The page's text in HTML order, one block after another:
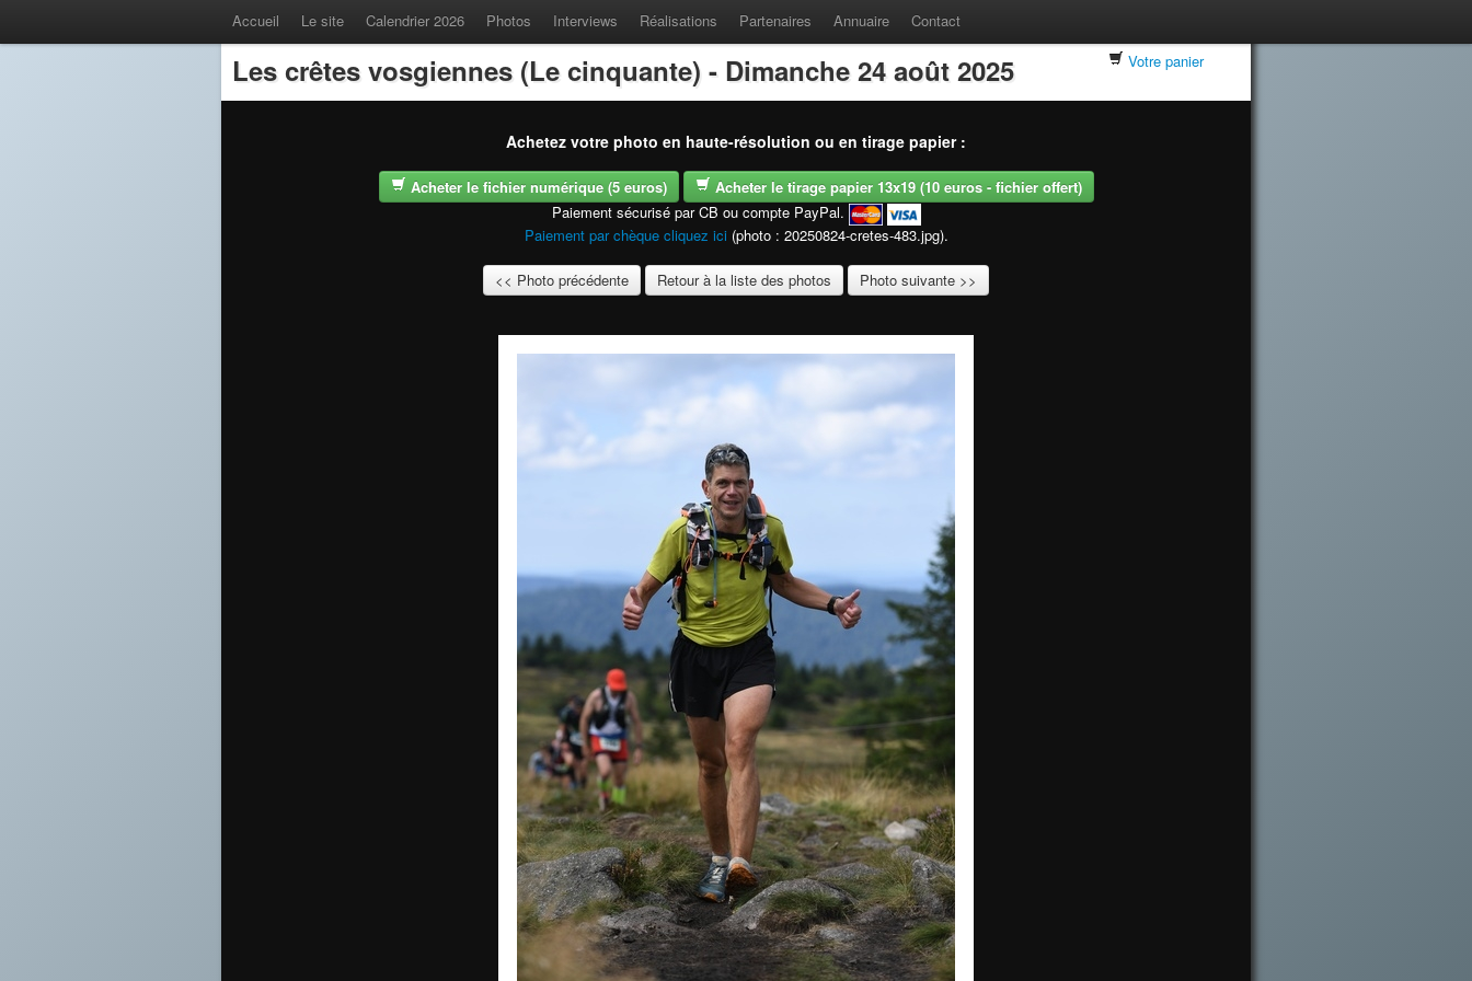
Accueil Le site Calendrier 2026 Photos Interviews Réalisations Partenaires Annuaire Contact
Les crêtes vosgiennes (Le cinquante) - Dimanche 24 août 2025 Votre panier
Achetez votre photo en haute-résolution ou en tirage papier :
Acheter le fichier numérique (5 euros)
Acheter le tirage papier 13x19 (10 euros - fichier offert)
Paiement sécurisé par CB ou compte PayPal.
Paiement par chèque cliquez ici (photo : 20250824-cretes-483.jpg).
<< Photo précédente Retour à la liste des photos Photo suivante >>